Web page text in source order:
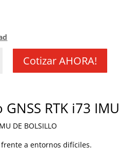
Cotizar AHORA!
RTK i73 IMU
DE BOLSILLO
a entornos difíciles.